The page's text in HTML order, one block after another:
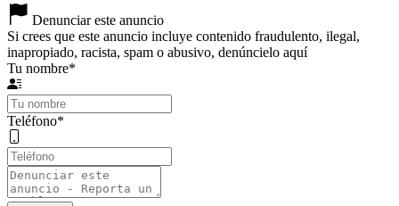
Denunciar este anuncio
Si crees que este anuncio incluye contenido fraudulento, ilegal,
inapropiado, racista, spam o abusivo, denúncielo aquí
Tu nombre*
Teléfono*